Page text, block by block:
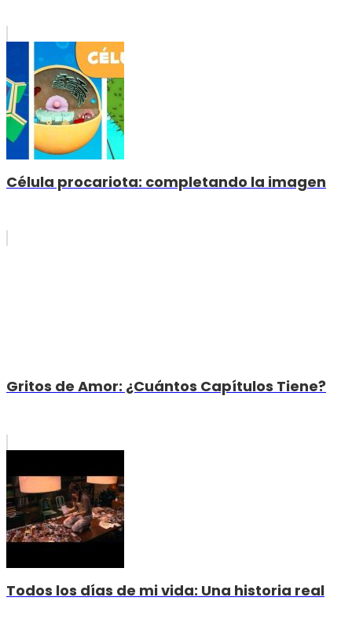
Célula procariota: completando la imagen
Gritos de Amor: ¿Cuántos Capítulos Tiene?
Todos los días de mi vida: Una historia real